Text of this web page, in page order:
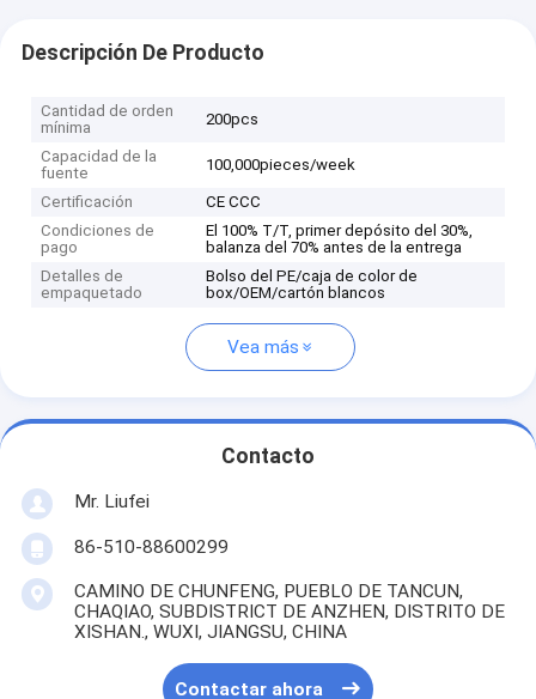
Descripción De Producto
Cantidad de orden
mínima
200pcs
Capacidad de la
fuente
100,000pieces/week
Certificación
CE CCC
Condiciones de
pago
El 100% T/T, primer depósito del 30%,
balanza del 70% antes de la entrega
Detalles de
empaquetado
Bolso del PE/caja de color de
box/OEM/cartón blancos
Vea más
Contacto
Mr. Liufei
86-510-88600299
CAMINO DE CHUNFENG, PUEBLO DE TANCUN,
CHAQIAO, SUBDISTRICT DE ANZHEN, DISTRITO DE
XISHAN., WUXI, JIANGSU, CHINA
Contactar ahora